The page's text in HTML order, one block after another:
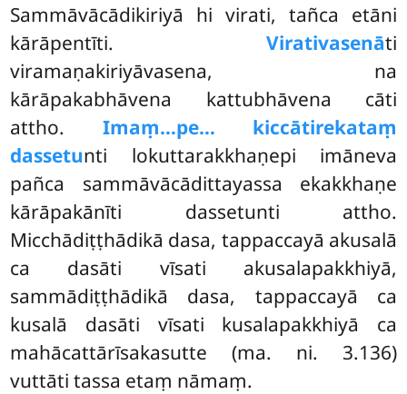
Sammāvācādikiriyā hi virati, tañca etāni
kārāpentīti. Virativasenāti
viramaṇakiriyāvasena, na
kārāpakabhāvena kattubhāvena cāti
attho. Imaṃ…pe… kiccātirekataṃ
dassetunti lokuttarakkhaṇepi imāneva
pañca sammāvācādittayassa ekakkhaṇe
kārāpakānīti dassetunti attho.
Micchādiṭṭhādikā dasa, tappaccayā akusalā
ca dasāti vīsati akusalapakkhiyā,
sammādiṭṭhādikā dasa, tappaccayā ca
kusalā dasāti vīsati kusalapakkhiyā ca
mahācattārīsakasutte (ma. ni. 3.136)
vuttāti tassa etaṃ nāmaṃ.